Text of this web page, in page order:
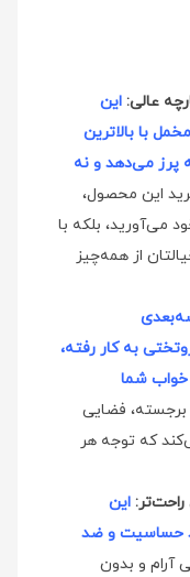
عالی: این
با بالاترین
می‌دهد و نه
این محصول،
می‌آورید، بلکه با
از همه‌چیز
به کار رفته،
خواب شما
فضایی
که توجه هر
این
300 گرمی ضد حساسیت و ضد
آرام و بدون